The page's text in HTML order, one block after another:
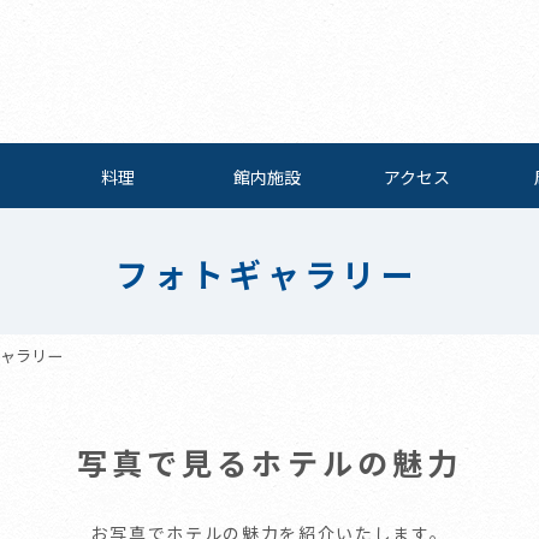
料理 館内施設 アクセス
フォトギャラリー
ラリー
写真で見るホテルの魅力
お写真でホテルの魅力を紹介いたします。